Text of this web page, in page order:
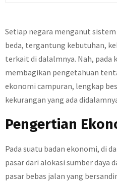
Setiap negara menganut
beda, tergantung kebutuhan,
terkait di dalalmnya. Nah, pada
membagikan pengetahuan
ekonomi campuran, lengkap
kekurangan yang ada
Pengertian
Pada suatu badan ekonomi, di
pasar dari alokasi sumber daya
pasar bebas jalan yang